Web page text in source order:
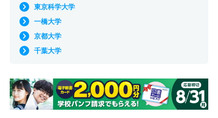
東京科学大学
一橋大学
京都大学
千葉大学